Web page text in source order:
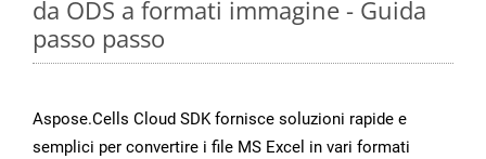
da ODS a formati immagine - Guida
passo passo
Aspose.Cells Cloud SDK fornisce soluzioni rapide e
semplici per convertire i file MS Excel in vari formati